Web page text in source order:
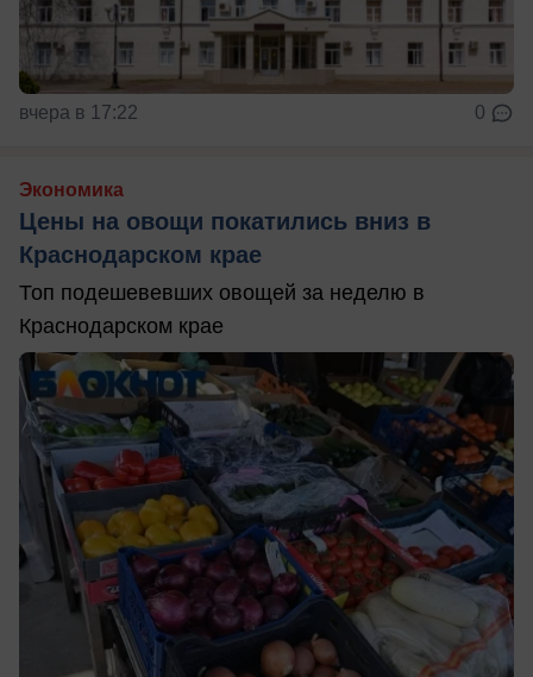
вчера в 17:22 0
Экономика
Цены на овощи покатились вниз в
Краснодарском крае
Топ подешевевших овощей за неделю в
Краснодарском крае